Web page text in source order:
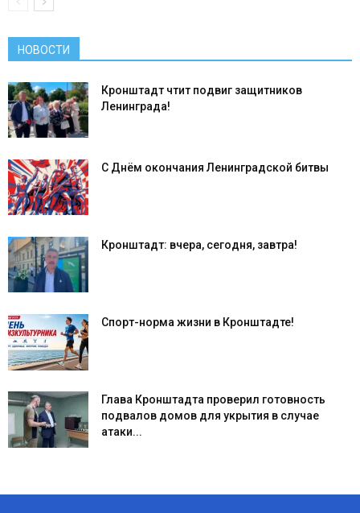
НОВОСТИ
Кронштадт чтит подвиг защитников
Ленинграда!
С Днём окончания Ленинградской битвы
Кронштадт: вчера, сегодня, завтра!
Спорт-норма жизни в Кронштадте!
Глава Кронштадта проверил готовность
подвалов домов для укрытия в случае
атаки...